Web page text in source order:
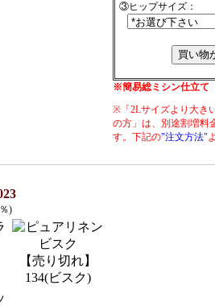
③ヒップサイズ：
※簡易総ミシン仕立て
※「2Lサイズより大き
の方」は、別途割増料
す。下記の"注文方法"
)
【売り切れ】
134(ビスク)